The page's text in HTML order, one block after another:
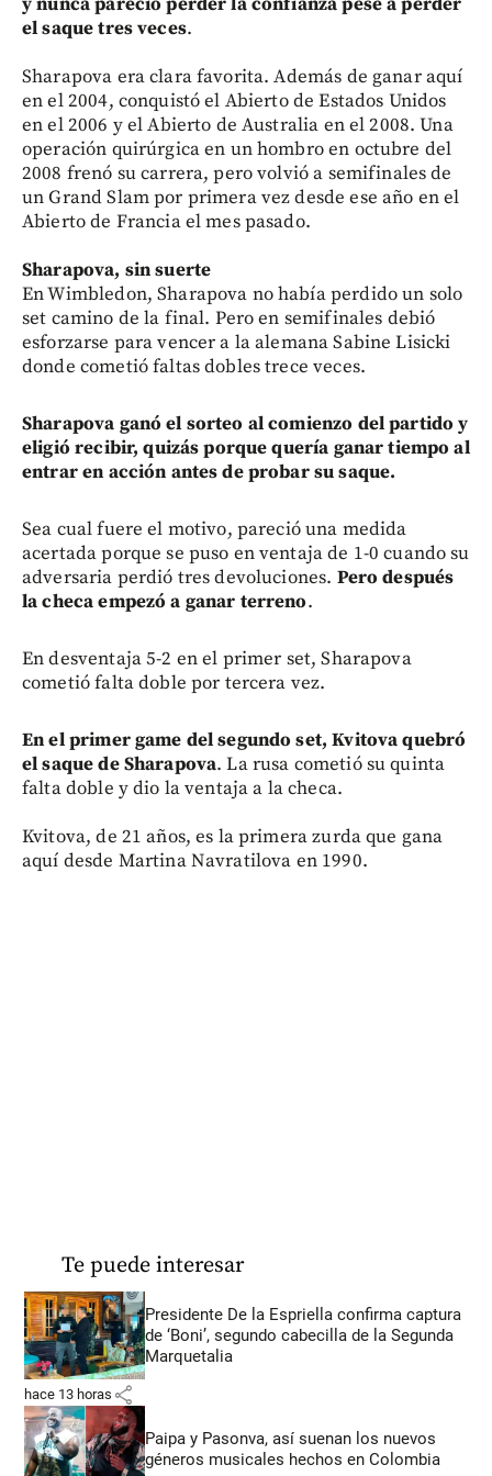
el saque tres veces.
Sharapova era clara favorita. Además de ganar aquí
en el 2004, conquistó el Abierto de Estados Unidos
en el 2006 y el Abierto de Australia en el 2008. Una
operación quirúrgica en un hombro en octubre del
2008 frenó su carrera, pero volvió a semifinales de
un Grand Slam por primera vez desde ese año en el
Abierto de Francia el mes pasado.
Sharapova, sin suerte
En Wimbledon, Sharapova no había perdido un solo
set camino de la final. Pero en semifinales debió
esforzarse para vencer a la alemana Sabine Lisicki
donde cometió faltas dobles trece veces.
Sharapova ganó el sorteo al comienzo del partido y
eligió recibir, quizás porque quería ganar tiempo al
entrar en acción antes de probar su saque.
Sea cual fuere el motivo, pareció una medida
acertada porque se puso en ventaja de 1-0 cuando su
adversaria perdió tres devoluciones. Pero después
la checa empezó a ganar terreno.
En desventaja 5-2 en el primer set, Sharapova
cometió falta doble por tercera vez.
En el primer game del segundo set, Kvitova quebró
el saque de Sharapova. La rusa cometió su quinta
falta doble y dio la ventaja a la checa.
Kvitova, de 21 años, es la primera zurda que gana
aquí desde Martina Navratilova en 1990.
Te puede interesar
Presidente De la Espriella confirma captura
de ‘Boni’, segundo cabecilla de la Segunda
Marquetalia
hace 13 horas share
Paipa y Pasonva, así suenan los nuevos
géneros musicales hechos en Colombia